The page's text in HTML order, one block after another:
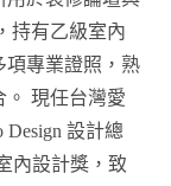
持有乙級室內
項專業證照，熟
。 現任台灣愛
設計總
內設計獎，致